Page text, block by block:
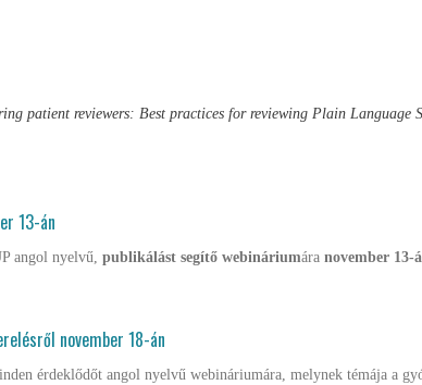
patient reviewers: Best practices for reviewing Plain Language
13-án
angol nyelvű, publikálást segítő webináriumára november 13-
november 18-án
érdeklődőt angol nyelvű webináriumára, melynek témája a